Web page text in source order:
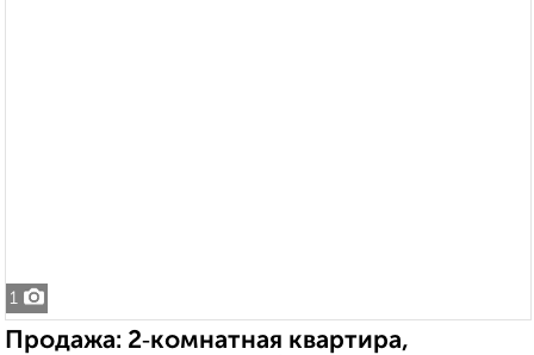
1
Продажа: 2‑комнатная квартира,